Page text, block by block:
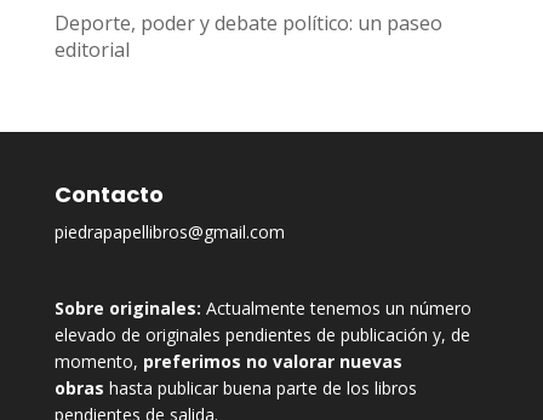
Deporte, poder y debate político: un paseo
editorial
Contacto
piedrapapellibros@gmail.com
Sobre originales: Actualmente tenemos un número
elevado de originales pendientes de publicación y, de
momento, preferimos no valorar nuevas
obras hasta publicar buena parte de los libros
pendientes de salida.